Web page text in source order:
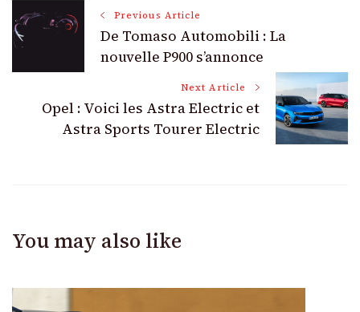
Post
Navigation
Previous Article
De Tomaso Automobili : La
nouvelle P900 s’annonce
Next Article
Opel : Voici les Astra Electric et
Astra Sports Tourer Electric
You may also like